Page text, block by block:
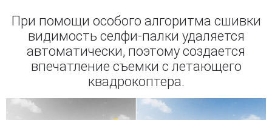
При помощи особого алгоритма сшивки
видимость селфи-палки удаляется
автоматически, поэтому создается
впечатление съемки с летающего
квадрокоптера.